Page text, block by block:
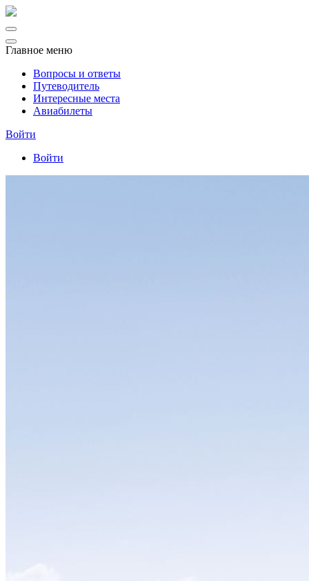
Главное меню
Вопросы и ответы
Путеводитель
Интересные места
Авиабилеты
Войти
Войти